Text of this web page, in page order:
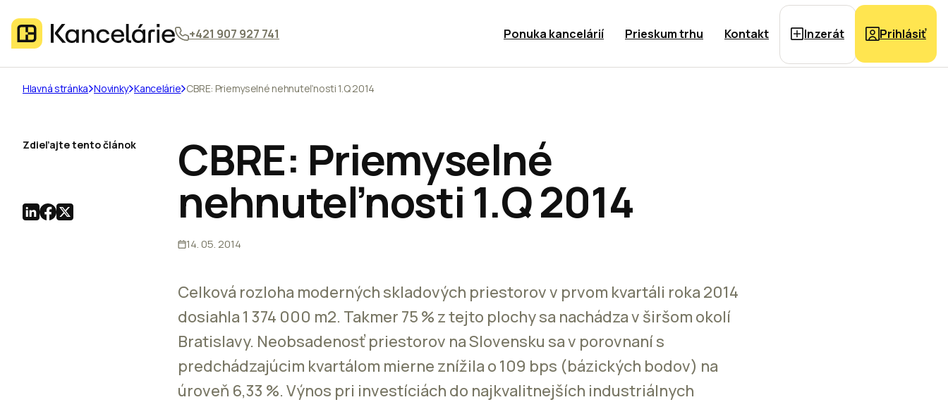
+421 907 927 741 Ponuka kancelárií Prieskum trhu Kontakt Inzerát Prihlásiť
Hlavná stránka Novinky Kancelárie CBRE: Priemyselné nehnuteľnosti 1.Q 2014
CBRE: Priemyselné
nehnuteľnosti 1.Q 2014
14. 05. 2014
Celková rozloha moderných skladových priestorov v prvom kvartáli roka 2014
dosiahla 1 374 000 m2. Takmer 75 % z tejto plochy sa nachádza v širšom okolí
Bratislavy. Neobsadenosť priestorov na Slovensku sa v porovnaní s
predchádzajúcim kvartálom mierne znížila o 109 bps (bázických bodov) na
úroveň 6,33 %. Výnos pri investíciách do najkvalitnejších industriálnych
Zdieľajte tento článok